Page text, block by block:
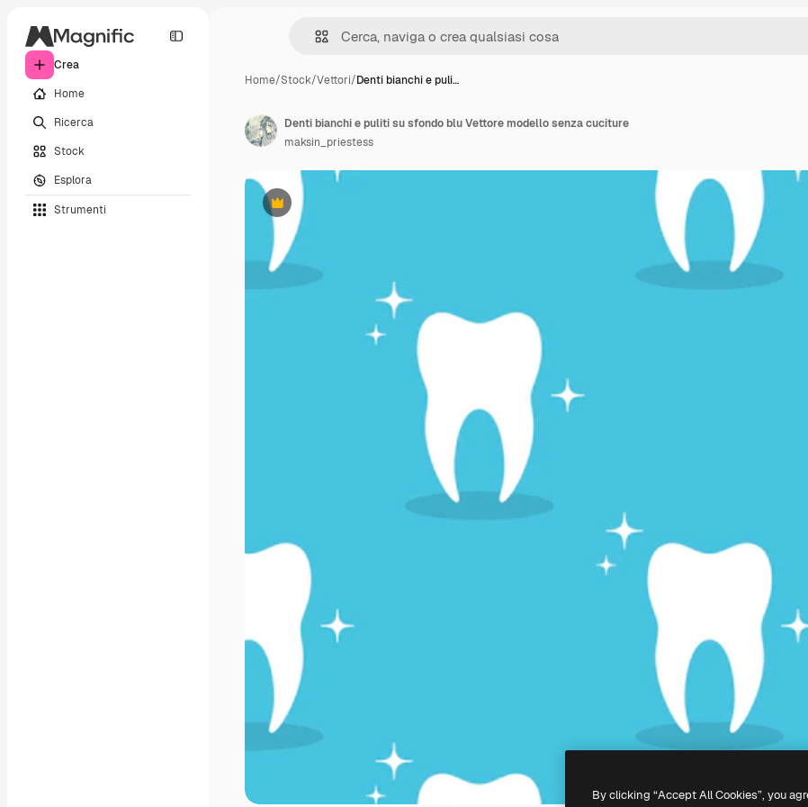
Crea
Home
Ricerca
Stock
Esplora
Strumenti
Home/Stock/Vettori/Denti bianchi e puli…
Premium
Denti bianchi e puliti su sfondo blu Vettore modello senza cuciture
maksin_priestess
By clicking “Accept All Cookies”, you